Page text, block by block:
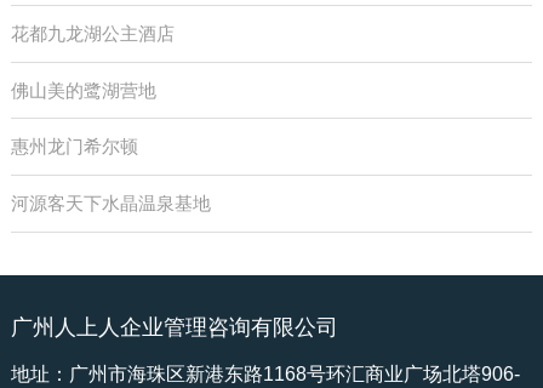
花都九龙湖公主酒店
佛山美的鹭湖营地
惠州龙门希尔顿
河源客天下水晶温泉基地
广州人上人企业管理咨询有限公司
地址：广州市海珠区新港东路1168号环汇商业广场北塔906-